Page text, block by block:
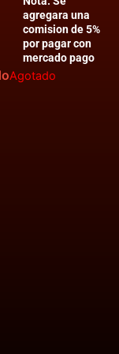
agregara una
comision de 5%
por pagar con
mercado pago
Agotado